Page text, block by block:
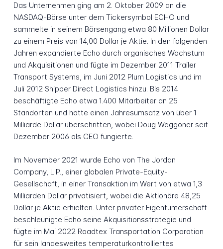
Das Unternehmen ging am 2. Oktober 2009 an die
NASDAQ-Börse unter dem Tickersymbol ECHO und
sammelte in seinem Börsengang etwa 80 Millionen Dollar
zu einem Preis von 14,00 Dollar je Aktie. In den folgenden
Jahren expandierte Echo durch organisches Wachstum
und Akquisitionen und fügte im Dezember 2011 Trailer
Transport Systems, im Juni 2012 Plum Logistics und im
Juli 2012 Shipper Direct Logistics hinzu. Bis 2014
beschäftigte Echo etwa 1.400 Mitarbeiter an 25
Standorten und hatte einen Jahresumsatz von über 1
Milliarde Dollar überschritten, wobei Doug Waggoner seit
Dezember 2006 als CEO fungierte.
Im November 2021 wurde Echo von The Jordan
Company, L.P., einer globalen Private-Equity-
Gesellschaft, in einer Transaktion im Wert von etwa 1,3
Milliarden Dollar privatisiert, wobei die Aktionäre 48,25
Dollar je Aktie erhielten. Unter privater Eigentümerschaft
beschleunigte Echo seine Akquisitionsstrategie und
fügte im Mai 2022 Roadtex Transportation Corporation
für sein landesweites temperaturkontrolliertes